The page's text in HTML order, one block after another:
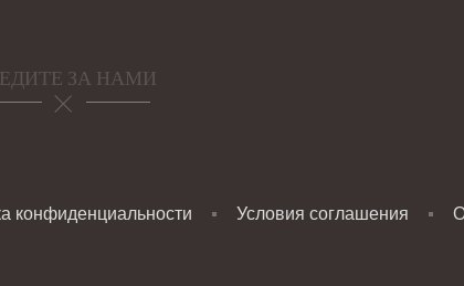
ЗА НАМИ
конфиденциальности Условия соглашения